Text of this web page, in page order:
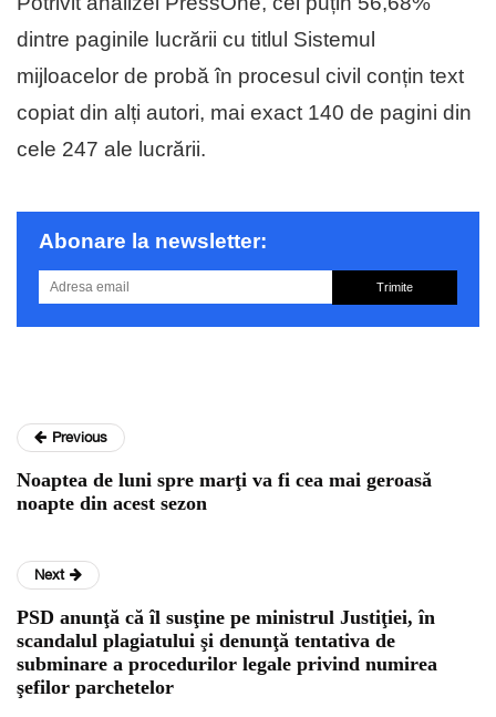
dintre paginile lucrării cu titlul Sistemul
mijloacelor de probă în procesul civil conțin text
copiat din alți autori, mai exact 140 de pagini din
cele 247 ale lucrării.
Abonare la newsletter:
Trimite
Previous
Noaptea de luni spre marţi va fi cea mai geroasă
noapte din acest sezon
Next
PSD anunţă că îl susţine pe ministrul Justiţiei, în
scandalul plagiatului şi denunţă tentativa de
subminare a procedurilor legale privind numirea
şefilor parchetelor